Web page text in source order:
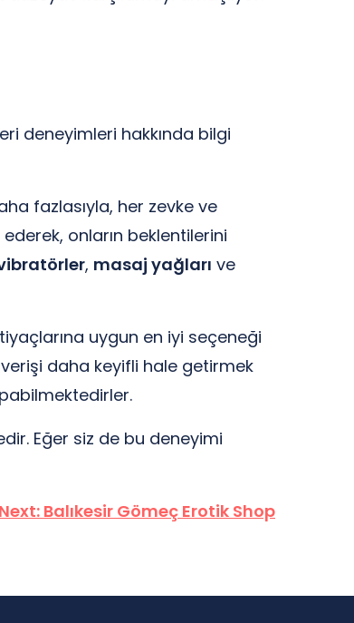
deneyimleri hakkında bilgi
fazlasıyla, her zevke ve
onların beklentilerini
, masaj yağları ve
uygun en iyi seçeneği
daha keyifli hale getirmek
Eğer siz de bu deneyimi
Next: Balıkesir Gömeç Erotik Shop